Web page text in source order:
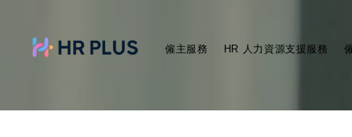
僱主服務 HR 人力資源支援服務